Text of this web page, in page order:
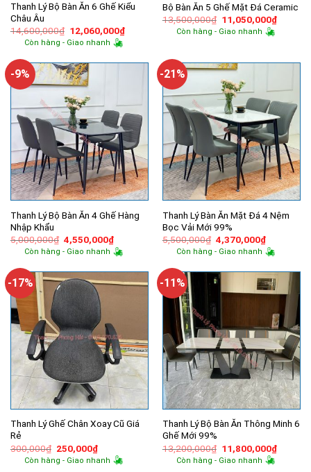
Thanh Lý Bộ Bàn Ăn 6 Ghế Kiểu
Châu Âu
14,600,000₫ Giá
gốc
là:
12,060,000₫Giá
hiện
12,060,000₫.
Còn hàng - Giao nhanh
Bộ Bàn Ăn 5 Ghế Mặt Đá Ceramic
13,500,000₫ Giá
gốc
là:
11,050,000₫Giá
hiện
Còn hàng - Giao nhanh
-9%
Thanh Lý Bộ Bàn Ăn 4 Ghế Hàng
Nhập Khẩu
5,000,000₫ Giá
gốc
là:
4,550,000₫Giá
hiện
tại
4,550,000₫.
Còn hàng - Giao nhanh
-21%
Thanh Lý Bàn Ăn Mặt Đá 4 Nệm
Bọc Vải Mới 99%
5,500,000₫ Giá
gốc
là:
4,370,000₫Giá
hiện
tại
Còn hàng - Giao nhanh
-17%
Thanh Lý Ghế Chân Xoay Cũ Giá
Rẻ
300,000₫ Giá
gốc
là:
250,000₫Giá
hiện
tại
Còn hàng - Giao nhanh
-11%
Thanh Lý Bộ Bàn Ăn Thông Minh 6
Ghế Mới 99%
13,200,000₫ Giá
gốc
là:
11,800,000₫Giá
hiện
Còn hàng - Giao nhanh